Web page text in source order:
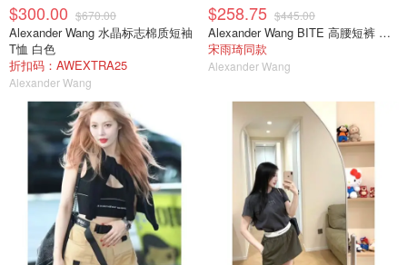
$300.00 $670.00
Alexander Wang 水晶标志棉质短袖
T恤 白色
折扣码：AWEXTRA25
Alexander Wang
$258.75 $445.00
Alexander Wang BITE 高腰短裤 浅灰
宋雨琦同款
Alexander Wang